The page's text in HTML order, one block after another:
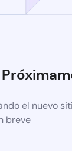
el nuevo
breve